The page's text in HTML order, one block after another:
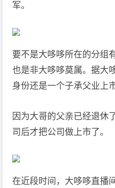
军。
要不是大哆哆所在的分组
也是非大哆哆莫属。据大
身份还是一个子承父业上
因为大哥的父亲已经退休
司后才把公司做上市了。
在近段时间，大哆哆直播